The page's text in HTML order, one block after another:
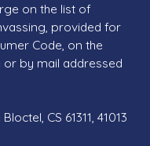
on the list of
provided for
Code, on the
by mail addressed
CS 61311, 41013